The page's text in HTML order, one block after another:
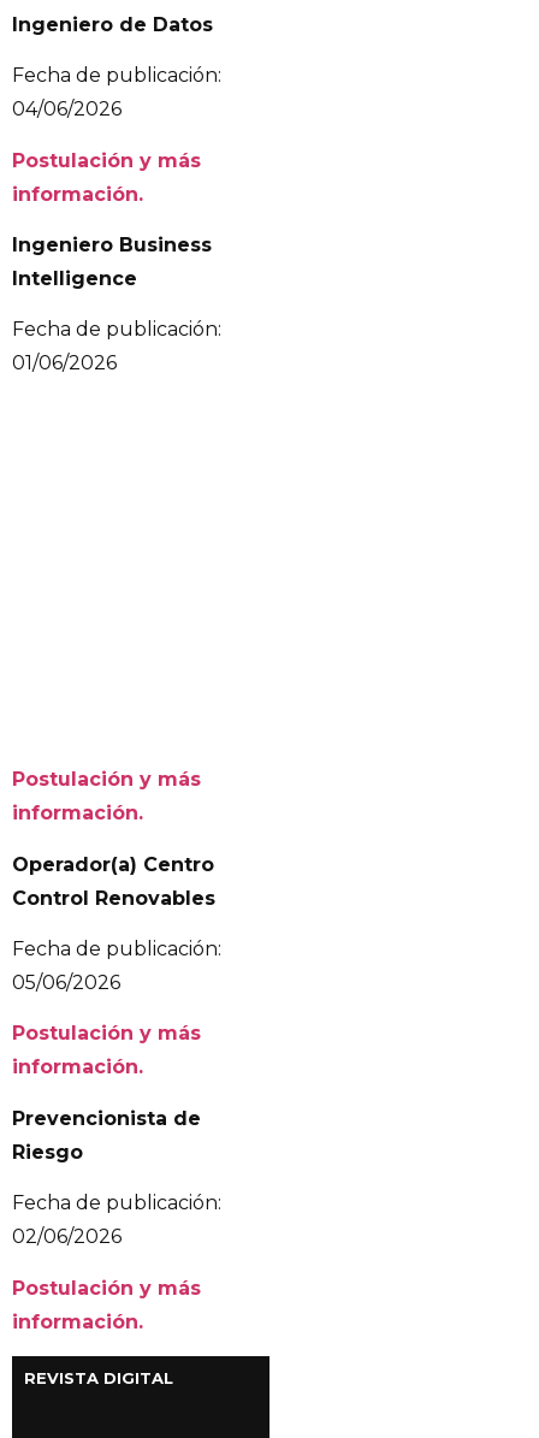
Ingeniero de Datos
Fecha de publicación:
04/06/2026
Postulación y más
información.
Ingeniero Business
Intelligence
Fecha de publicación:
01/06/2026
Postulación y más
información.
Operador(a) Centro
Control Renovables
Fecha de publicación:
05/06/2026
Postulación y más
información.
Prevencionista de
Riesgo
Fecha de publicación:
02/06/2026
Postulación y más
información.
REVISTA DIGITAL